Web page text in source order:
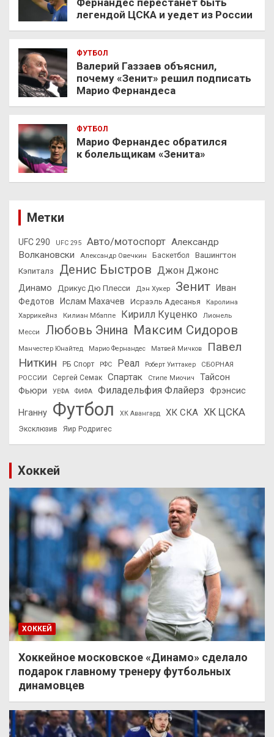
Фернандес перестанет быть
легендой ЦСКА и уедет из России
ФУТБОЛ
Валерий Газзаев объяснил,
почему «Зенит» решил подписать
Марио Фернандеса
ФУТБОЛ
Марио Фернандес обратился
к болельщикам «Зенита»
Метки
UFC 290 UFC 295 Авто/мотоспорт Александр
Волкановски
Александр Овечкин Баскетбол
Вашингтон
Кэпиталз
Денис Быстров Джон Джонс
Динамо Дрикус Дю Плесси Дэн Хукер Зенит
Иван
Федотов
Ислам Махачев Исраэль Адесанья
Каролина
Харрикейнз
Килиан Мбаппе Кирилл Куценко
Лионель
Месси
Любовь Энина Максим Сидоров
Манчестер Юнайтед Марио Фернандес Матвей Мичков
Павел
Ниткин
РБ Спорт РФС Реал Роберт Уиттакер
СБОРНАЯ
РОССИИ
Сергей Семак Спартак Стипе Миочич
Тайсон
Фьюри
УЕФА ФИФА Филадельфия Флайерз Фрэнсис
Нганну Футбол ХК Авангард ХК СКА ХК ЦСКА
Эксклюзив Яир Родригес
Хоккей
ХОККЕЙ
Хоккейное московское «Динамо» сделало
подарок главному тренеру футбольных
динамовцев